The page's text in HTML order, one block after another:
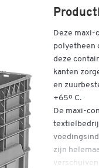
Deze maxi-
polyetheen
deze
kanten
en
+65º C.
De maxi-
zijn